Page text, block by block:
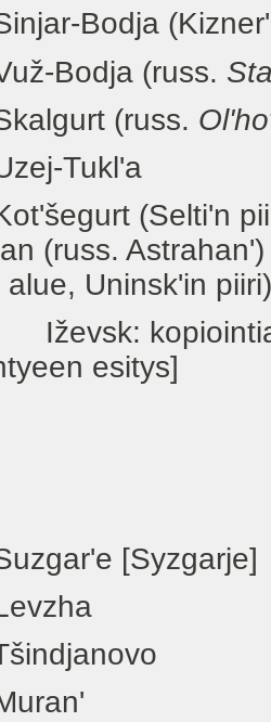
Bodja
Bodja (russ.
(russ.
Tukl'a
(Selti'n piiri)
Astrahan')
Uninsk'in piiri)
kopiointia
esitys]
[Syzgarje]